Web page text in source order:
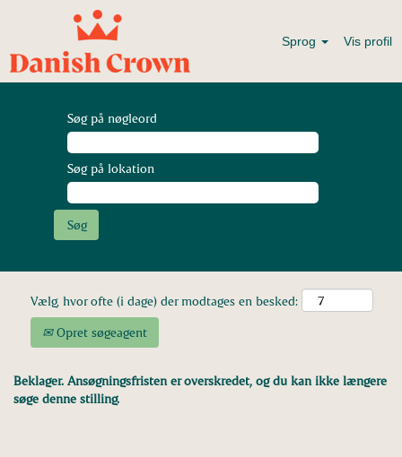
Sprog Vis profil
Søg på nøgleord
Søg på lokation
Vælg, hvor ofte (i dage) der modtages en besked:
Opret søgeagent
Beklager. Ansøgningsfristen er overskredet, og du kan ikke længere
søge denne stilling.